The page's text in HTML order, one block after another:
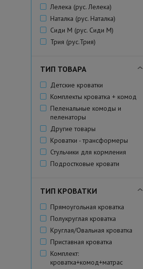
Лелека (рус. Лелека)
Наталка (рус. Наталка)
Сиди М (рус. Сиди М)
Трия (рус.Трия)
ТИП ТОВАРА
Детские кроватки
Комплекты кроватка + комод
Пеленальные комоды и
пеленаторы
Другие товары
Кроватки - трансформеры
Стульчики для кормления
Подростковые кровати
ТИП КРОВАТКИ
Прямоугольная кроватка
Полукруглая кроватка
Круглая/Овальная кроватка
Приставная кроватка
Комплект:
кроватка+комод+матрас